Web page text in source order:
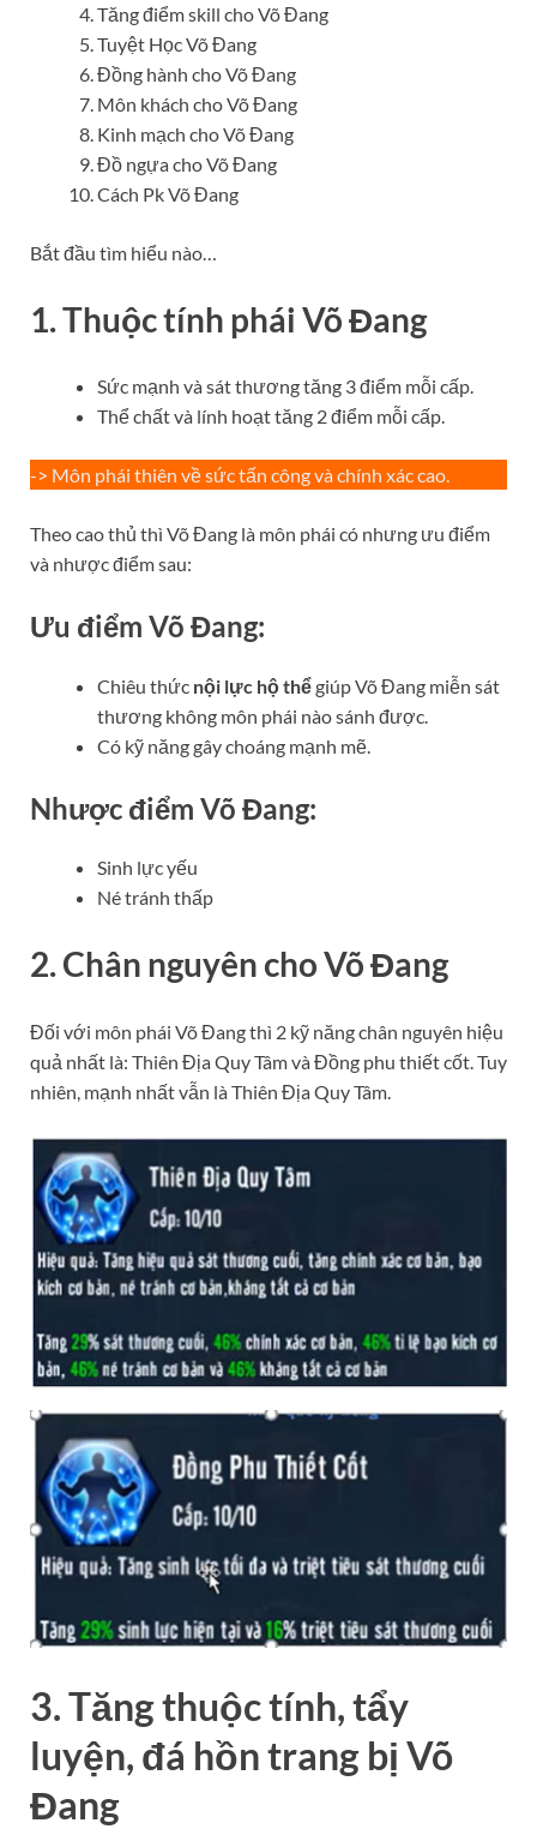
Tăng điểm skill cho Võ Đang
Tuyệt Học Võ Đang
Đồng hành cho Võ Đang
Môn khách cho Võ Đang
Kinh mạch cho Võ Đang
Đồ ngựa cho Võ Đang
Cách Pk Võ Đang
Bắt đầu tìm hiểu nào…
1. Thuộc tính phái Võ Đang
Sức mạnh và sát thương tăng 3 điểm mỗi cấp.
Thể chất và lính hoạt tăng 2 điểm mỗi cấp.
-> Môn phái thiên về sức tấn công và chính xác cao.
Theo cao thủ thì Võ Đang là môn phái có nhưng ưu điểm
và nhược điểm sau:
Ưu điểm Võ Đang:
Chiêu thức nội lực hộ thểgiúp Võ Đang miễn sát
thương không môn phái nào sánh được.
Có kỹ năng gây choáng mạnh mẽ.
Nhược điểm Võ Đang:
Sinh lực yếu
Né tránh thấp
2. Chân nguyên cho Võ Đang
Đối với môn phái Võ Đang thì 2 kỹ năng chân nguyên hiệu
quả nhất là: Thiên Địa Quy Tâm và Đồng phu thiết cốt. Tuy
nhiên, mạnh nhất vẫn là Thiên Địa Quy Tâm.
3. Tăng thuộc tính, tẩy
luyện, đá hồn trang bị Võ
Đang